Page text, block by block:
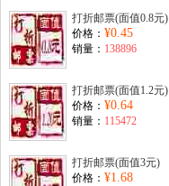
打折邮票(面值0.8元)
价格： ¥0.45
销量： 138896
打折邮票(面值1.2元)
价格： ¥0.64
销量： 115472
打折邮票(面值3元)
价格： ¥1.68